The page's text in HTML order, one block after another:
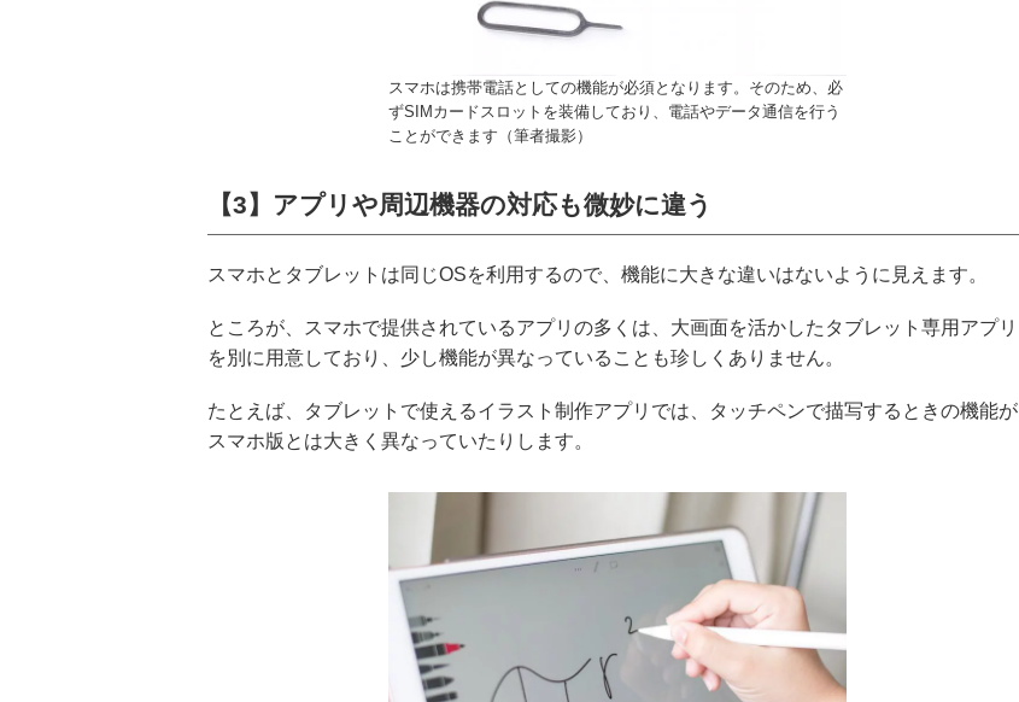
スマホは携帯電話としての機能が必須となります。そのため、必
ずSIMカードスロットを装備しており、電話やデータ通信を行う
ことができます（筆者撮影）
【3】アプリや周辺機器の対応も微妙に違う
スマホとタブレットは同じOSを利用するので、機能に大きな違いはないように見えます。
ところが、スマホで提供されているアプリの多くは、大画面を活かしたタブレット専用アプリ
を別に用意しており、少し機能が異なっていることも珍しくありません。
たとえば、タブレットで使えるイラスト制作アプリでは、タッチペンで描写するときの機能が
スマホ版とは大きく異なっていたりします。